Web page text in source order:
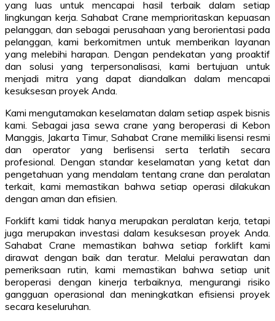
yang luas untuk mencapai hasil terbaik dalam setiap
lingkungan kerja. Sahabat Crane memprioritaskan kepuasan
pelanggan, dan sebagai perusahaan yang berorientasi pada
pelanggan, kami berkomitmen untuk memberikan layanan
yang melebihi harapan. Dengan pendekatan yang proaktif
dan solusi yang terpersonalisasi, kami bertujuan untuk
menjadi mitra yang dapat diandalkan dalam mencapai
kesuksesan proyek Anda.
Kami mengutamakan keselamatan dalam setiap aspek bisnis
kami. Sebagai jasa sewa crane yang beroperasi di Kebon
Manggis, Jakarta Timur, Sahabat Crane memiliki lisensi resmi
dan operator yang berlisensi serta terlatih secara
profesional. Dengan standar keselamatan yang ketat dan
pengetahuan yang mendalam tentang crane dan peralatan
terkait, kami memastikan bahwa setiap operasi dilakukan
dengan aman dan efisien.
Forklift kami tidak hanya merupakan peralatan kerja, tetapi
juga merupakan investasi dalam kesuksesan proyek Anda.
Sahabat Crane memastikan bahwa setiap forklift kami
dirawat dengan baik dan teratur. Melalui perawatan dan
pemeriksaan rutin, kami memastikan bahwa setiap unit
beroperasi dengan kinerja terbaiknya, mengurangi risiko
gangguan operasional dan meningkatkan efisiensi proyek
secara keseluruhan.